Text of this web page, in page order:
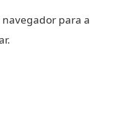
navegador para a